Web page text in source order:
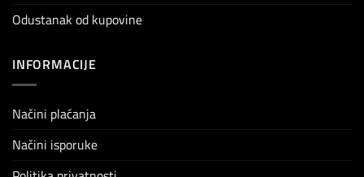
Odustanak od kupovine
INFORMACIJE
Načini plaćanja
Načini isporuke